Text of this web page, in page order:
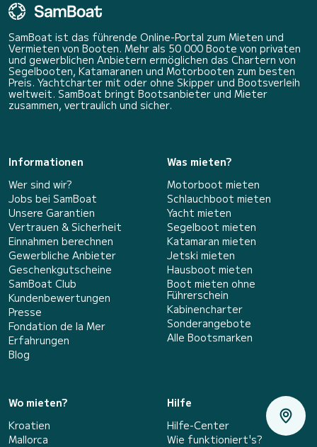
SamBoat ist das führende Online-Portal zum Mieten und
Vermieten von Booten. Mehr als 50 000 Boote von privaten
und gewerblichen Anbietern ermöglichen das Chartern von
Segelbooten, Katamaranen und Motorbooten zum besten
Preis. Yachtcharter mit oder ohne Skipper und Bootsverleih
weltweit. SamBoat bringt Bootsanbieter und Mieter
zusammen, vertraulich und sicher.
Informationen
Wer sind wir?
Jobs bei SamBoat
Unsere Garantien
Vertrauen & Sicherheit
Einnahmen berechnen
Gewerbliche Anbieter
Geschenkgutscheine
SamBoat Club
Kundenbewertungen
Presse
Fondation de la Mer
Erfahrungen
Blog
Was mieten?
Motorboot mieten
Schlauchboot mieten
Yacht mieten
Segelboot mieten
Katamaran mieten
Jetski mieten
Hausboot mieten
Boot mieten ohne
Führerschein
Kabinencharter
Sonderangebote
Alle Bootsmarken
Wo mieten?
Kroatien
Mallorca
Hilfe
Hilfe-Center
Wie funktioniert's?